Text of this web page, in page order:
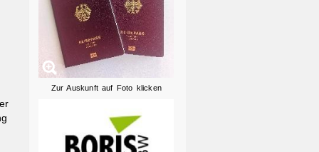
Zur Auskunft auf Foto klicken